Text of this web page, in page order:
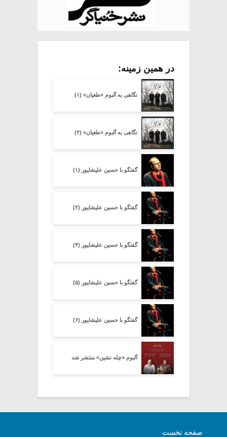
در همین زمینه:
نگاهی به آلبوم «طغیان» (۱)
نگاهی به آلبوم «طغیان» (۲)
گفتگو با حسین علیشاپور (۱)
گفتگو با حسین علیشاپور (۲)
گفتگو با حسین علیشاپور (۴)
گفتگو با حسین علیشاپور (۵)
گفتگو با حسین علیشاپور (۶)
آلبوم «چله نشین» منتشر شد
صفحه نخست